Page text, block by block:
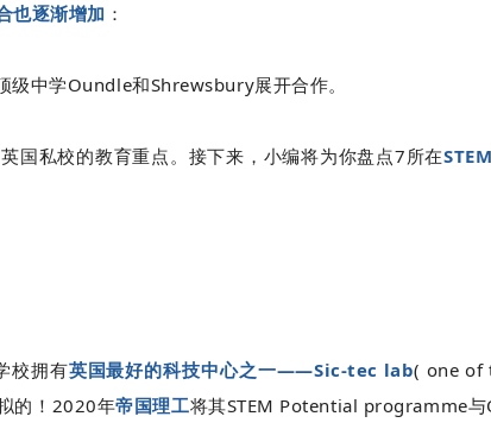
也逐渐增加 ：
中学Oundle和Shrewsbury展开合作。
国私校的教育重点。接下来，小编将为你盘点7所在
校拥有英国最好的科技中心之一——Sic-tec lab( one of
的！2020年帝国理工将其STEM Potential programme与